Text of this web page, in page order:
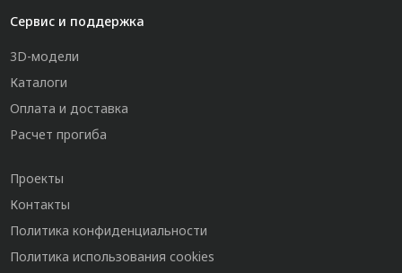
Сервис и поддержка
3D-модели
Каталоги
Оплата и доставка
Расчет прогиба
Проекты
Контакты
Политика конфиденциальности
Политика использования cookies